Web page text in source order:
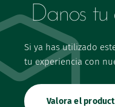
Danos tu
Si ya has utilizado
tu experiencia con
Valora el